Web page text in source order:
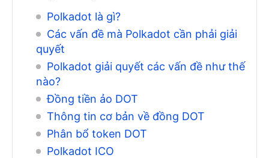
Polkadot là gì?
Các vấn đề mà Polkadot cần phải giải
quyết
Polkadot giải quyết các vấn đề như thế
nào?
Đồng tiền ảo DOT
Thông tin cơ bản về đồng DOT
Phân bổ token DOT
Polkadot ICO